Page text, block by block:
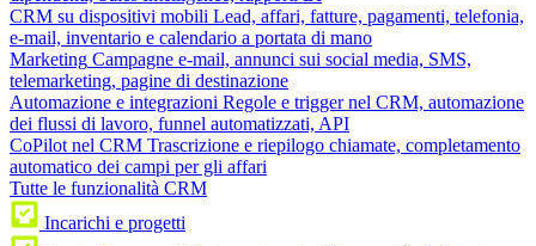
CRM su dispositivi mobili Lead, affari, fatture, pagamenti, telefonia,
e-mail, inventario e calendario a portata di mano
Marketing Campagne e-mail, annunci sui social media, SMS,
telemarketing, pagine di destinazione
Automazione e integrazioni Regole e trigger nel CRM, automazione
dei flussi di lavoro, funnel automatizzati, API
CoPilot nel CRM Trascrizione e riepilogo chiamate, completamento
automatico dei campi per gli affari
Tutte le funzionalità CRM
Incarichi e progetti